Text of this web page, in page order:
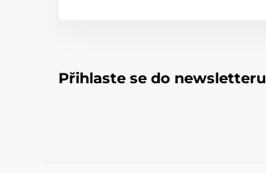
Přihlaste se do newsletteru